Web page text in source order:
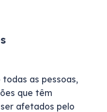
as pessoas,
que têm
afetados pelo